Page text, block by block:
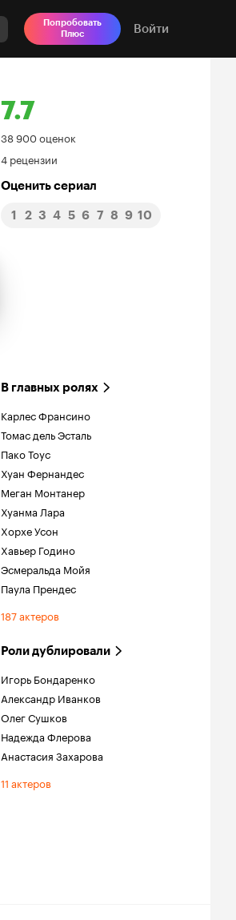
Попробовать
Плюс
Войти
7.7
Рейтинг
Кинопоиска
7.7
38 900 оценок
4 рецензии
Оценить сериал
1 2 3 4 5 6 7 8 9 10
В главных ролях
Карлес Франсино
Томас дель Эсталь
Пако Тоус
Хуан Фернандес
Меган Монтанер
Хуанма Лара
Хорхе Усон
Хавьер Годино
Эсмеральда Мойя
Паула Прендес
187 актеров
Роли дублировали
Игорь Бондаренко
Александр Иванков
Олег Сушков
Надежда Флерова
Анастасия Захарова
11 актеров